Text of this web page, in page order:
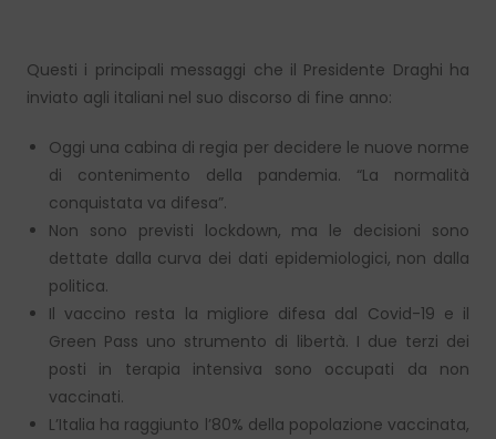
Questi i principali messaggi che il Presidente Draghi ha
inviato agli italiani nel suo discorso di fine anno:
Oggi una cabina di regia per decidere le nuove norme
di contenimento della pandemia. “La normalità
conquistata va difesa”.
Non sono previsti lockdown, ma le decisioni sono
dettate dalla curva dei dati epidemiologici, non dalla
politica.
Il vaccino resta la migliore difesa dal Covid-19 e il
Green Pass uno strumento di libertà. I due terzi dei
posti in terapia intensiva sono occupati da non
vaccinati.
L’Italia ha raggiunto l’80% della popolazione vaccinata,